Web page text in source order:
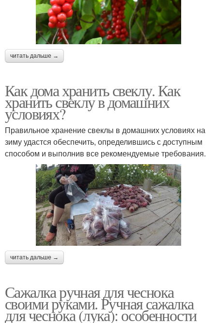
читать дальше →
Как дома хранить свеклу. Как
хранить свеклу в домашних
условиях?
Правильное хранение свеклы в домашних условиях на
зиму удастся обеспечить, определившись с доступным
способом и выполнив все рекомендуемые требования.
читать дальше →
Сажалка ручная для чеснока
своими руками. Ручная сажалка
для чеснока (лука): особенности